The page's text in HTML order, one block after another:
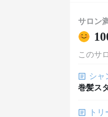
サロン
このサ
シャ
巻髪ス
ト